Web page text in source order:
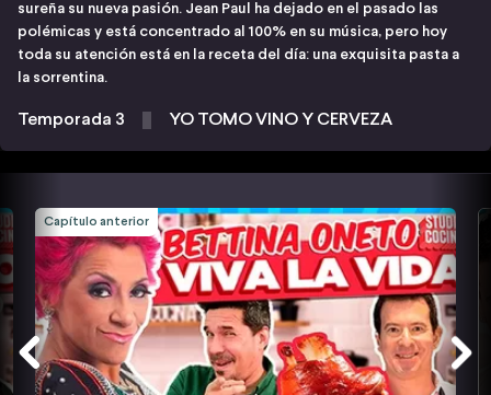
sureña su nueva pasión. Jean Paul ha dejado en el pasado las
polémicas y está concentrado al 100% en su música, pero hoy
toda su atención está en la receta del día: una exquisita pasta a
la sorrentina.
Temporada 3 YO TOMO VINO Y CERVEZA
Capítulo anterior